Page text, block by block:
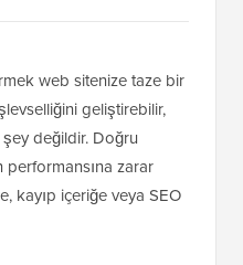
web sitenize taze bir
geliştirebilir,
değildir. Doğru
performansına zarar
kayıp içeriğe veya SEO